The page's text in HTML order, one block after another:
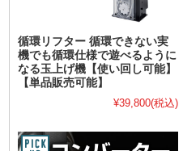
循環リフター 循環できない実
機でも循環仕様で遊べるように
なる玉上げ機【使い回し可能】
【単品販売可能】
¥39,800(税込)